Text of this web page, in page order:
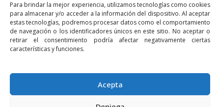
Para brindar la mejor experiencia, utilizamos tecnologías como cookies
para almacenar y/o acceder a la información del dispositivo. Al aceptar
estas tecnologías, podremos procesar datos como el comportamiento
de navegación o los identificadores únicos en este sitio. No aceptar o
retirar el consentimiento podría afectar negativamente ciertas
características y funciones.
Acepta
Politica de cookiesAvis legal i política de privacitat
Mi reserva